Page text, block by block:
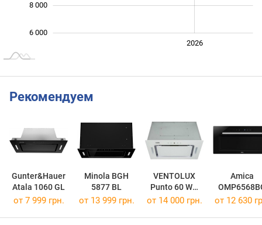
6 000
8 000
2026
Рекомендуем
Gunter&Hauer
Atala 1060 GL
Minola BGH
5877 BL
VENTOLUX
Punto 60 WG
1200 TRC
Amica
от 7 999 грн. от 13 999 грн. от 14 000 грн. от 12 630